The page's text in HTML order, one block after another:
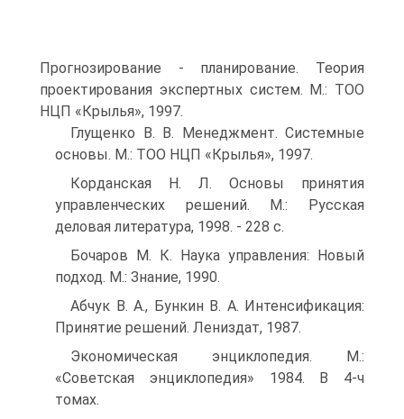
Прогнозирование - планирование. Теория
проектирования экспертных систем. М.: ТОО
НЦП «Крылья», 1997.
Глущенко В. В. Менеджмент. Системные
основы. М.: ТОО НЦП «Крылья», 1997.
Корданская Н. Л. Основы принятия
управленческих решений. М.: Русская
деловая литература, 1998. - 228 с.
Бочаров М. К. Наука управления: Новый
подход. М.: Знание, 1990.
Абчук В. А., Бункин В. А. Интенсификация:
Принятие решений. Лениздат, 1987.
Экономическая энциклопедия. М.:
«Советская энциклопедия» 1984. В 4-ч
томах.